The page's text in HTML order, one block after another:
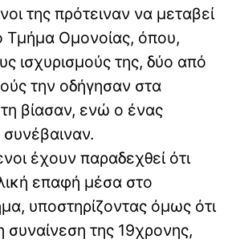
της πρότειναν να μεταβεί
Τμήμα Ομονοίας, όπου,
ισχυρισμούς της, δύο από
την οδήγησαν στα
βίασαν, ενώ ο ένας
έχουν παραδεχθεί ότι
επαφή μέσα στο
υποστηρίζοντας όμως ότι
συναίνεση της 19χρονης,